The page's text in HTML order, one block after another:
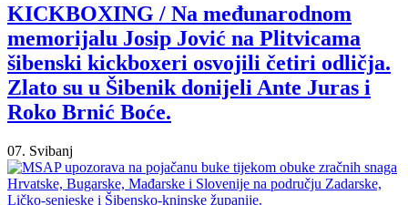
KICKBOXING / Na međunarodnom
memorijalu Josip Jović na Plitvicama
šibenski kickboxeri osvojili četiri odličja.
Zlato su u Šibenik donijeli Ante Juras i
Roko Brnić Boće.
07. Svibanj